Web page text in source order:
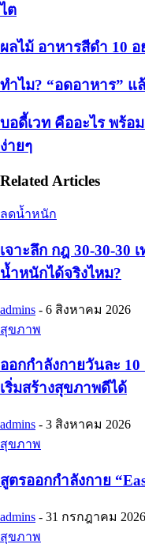
ไต
ผลไม้ อาหารสีดำ 10
ทำไม? “อดอาหาร” แ
บอดี้เวท คืออะไร พร้อ
ง่ายๆ
Related Articles
ลดน้ำหนัก
เจาะลึก กฎ 30-30-30
น้ำหนักได้จริงไหม?
admins - 6 สิงหาคม 2026
สุขภาพ
ออกกำลังกายวันละ
เริ่มสร้างสุขภาพดีได้
admins - 3 สิงหาคม 2026
สุขภาพ
สูตรออกกำลังกาย
admins - 31 กรกฎาคม 2026
สุขภาพ